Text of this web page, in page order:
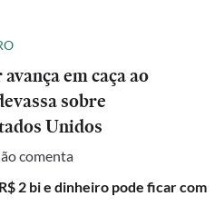
em caça ao
sobre
Unidos
comenta
2 bi e dinheiro pode ficar com